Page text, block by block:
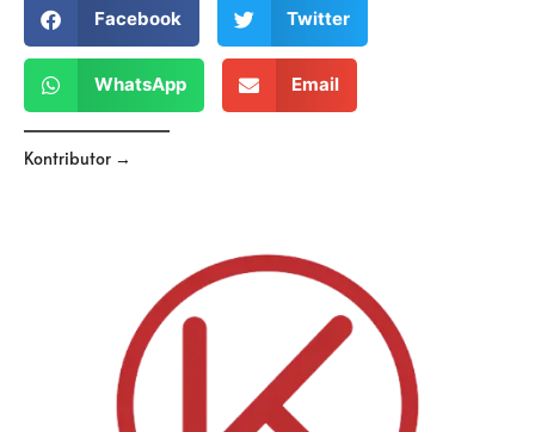
Facebook Twitter
WhatsApp Email
Kontributor →